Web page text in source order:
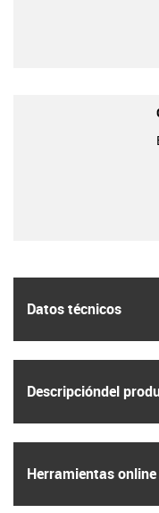
Datos técnicos
Descripción­del
Herramientas online